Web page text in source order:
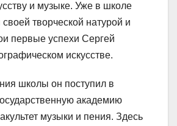
и музыке. Уже в школе
творческой натурой и
первые успехи Сергей
искусстве.
школы он поступил в
академию
музыки и пения. Здесь